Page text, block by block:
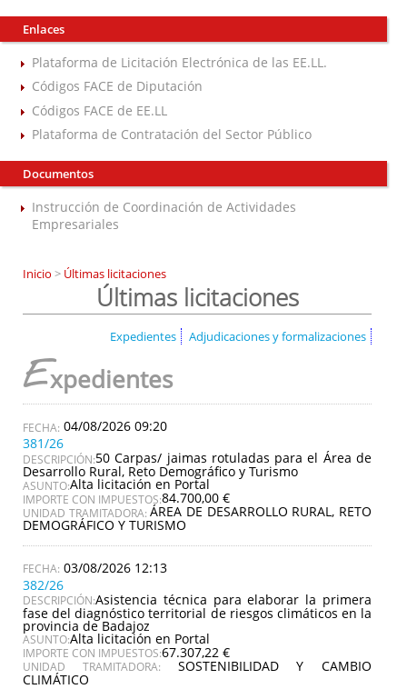
Enlaces
Plataforma de Licitación Electrónica de las EE.LL.
Códigos FACE de Diputación
Códigos FACE de EE.LL
Plataforma de Contratación del Sector Público
Documentos
Instrucción de Coordinación de Actividades
Empresariales
Inicio > Últimas licitaciones
Últimas licitaciones
Expedientes Adjudicaciones y formalizaciones
Expedientes
04/08/2026 09:20
381/26
DESCRIPCIÓN:50 Carpas/ jaimas rotuladas para el Área de
Desarrollo Rural, Reto Demográfico y Turismo
ASUNTO:Alta licitación en Portal
IMPORTE CON IMPUESTOS:84.700,00 €
UNIDAD TRAMITADORA:ÁREA DE DESARROLLO RURAL, RETO
DEMOGRÁFICO Y TURISMO
03/08/2026 12:13
382/26
DESCRIPCIÓN:Asistencia técnica para elaborar la primera
fase del diagnóstico territorial de riesgos climáticos en la
provincia de Badajoz
ASUNTO:Alta licitación en Portal
IMPORTE CON IMPUESTOS:67.307,22 €
UNIDAD TRAMITADORA: SOSTENIBILIDAD Y CAMBIO
CLIMÁTICO